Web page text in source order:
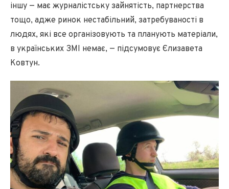
іншу — має журналістську зайнятість, партнерства
тощо, адже ринок нестабільний, затребуваності в
людях, які все організовують та планують матеріали,
в українських ЗМІ немає, — підсумовує Єлизавета
Ковтун.